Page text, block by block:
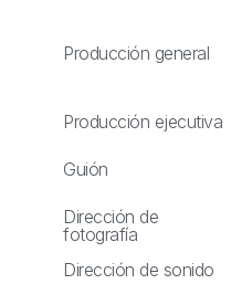
Producción general
Producción ejecutiva
Guión
Dirección de
fotografía
Dirección de sonido